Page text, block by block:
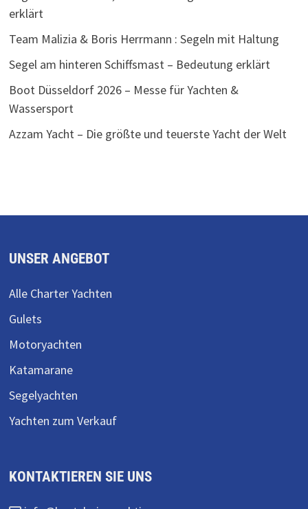
erklärt
Team Malizia & Boris Herrmann : Segeln mit Haltung
Segel am hinteren Schiffsmast – Bedeutung erklärt
Boot Düsseldorf 2026 – Messe für Yachten &
Wassersport
Azzam Yacht – Die größte und teuerste Yacht der Welt
UNSER ANGEBOT
Alle Charter Yachten
Gulets
Motoryachten
Katamarane
Segelyachten
Yachten zum Verkauf
KONTAKTIEREN SIE UNS